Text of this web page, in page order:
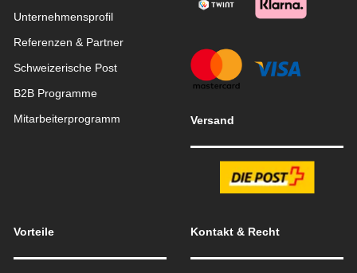
Unternehmensprofil
Referenzen & Partner
Schweizerische Post
B2B Programme
Mitarbeiterprogramm
Versand
Vorteile Kontakt & Recht